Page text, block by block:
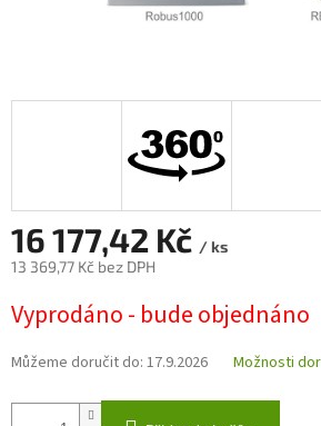
16 177,42 Kč / ks
13 369,77 Kč bez DPH
cena:
Vyprodáno - bude objednáno
Můžeme doručit do: 17.9.2026 Možnosti